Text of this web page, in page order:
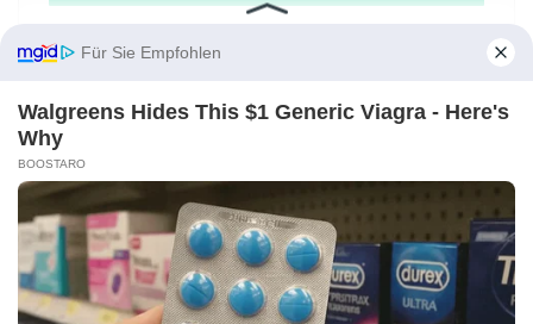
Aktien ATX DAX EuroStoxx 50 Dow Jones NASDAQ 100 Nikkei 225
Great Atlantic Resources Lawson Gold Banco Panamericano
Neway
Valve VJ since 1890 Sverige AB Issue 2014
Kontakt-Impressum-Werbung-Barrierefreiheit
Sitemap-Datenschutz-Disclaimer-AGB-Privatsphäre-Einstellungen
Für Sie Empfohlen
Walgreens Hides This $1 Generic Viagra - Here's
Why
BOOSTARO